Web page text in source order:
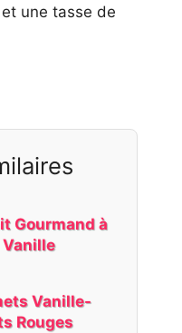
une tasse de
Gourmand à
Vanille
Vanille-
Rouges